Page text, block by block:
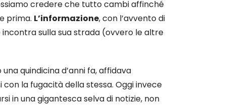
credere che tutto cambi affinché
prima. L’informazione, con l’avvento di
sulla sua strada (ovvero le altre
quindicina d’anni fa, affidava
la fugacità della stessa. Oggi invece
in una gigantesca selva di notizie, non